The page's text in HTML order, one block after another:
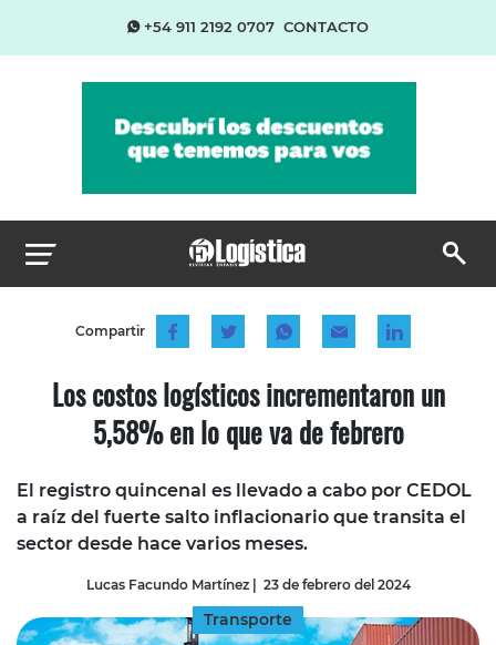
+54 911 2192 0707 CONTACTO
Compartir
Los costos logísticos incrementaron un
5,58% en lo que va de febrero
El registro quincenal es llevado a cabo por CEDOL
a raíz del fuerte salto inflacionario que transita el
sector desde hace varios meses.
Lucas Facundo Martínez| 23 de febrero del 2024
Transporte